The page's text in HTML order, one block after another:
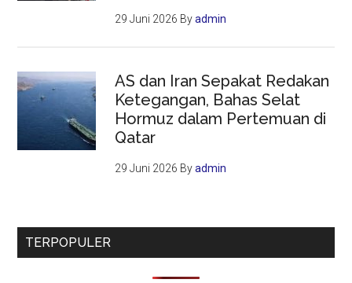
29 Juni 2026 Byadmin
AS dan Iran Sepakat Redakan
Ketegangan, Bahas Selat
Hormuz dalam Pertemuan di
Qatar
29 Juni 2026 Byadmin
TERPOPULER